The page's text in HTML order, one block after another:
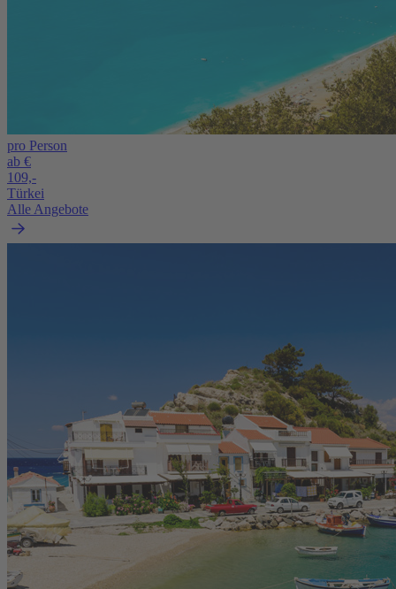
pro Person
ab €
109,-
Türkei
Alle Angebote